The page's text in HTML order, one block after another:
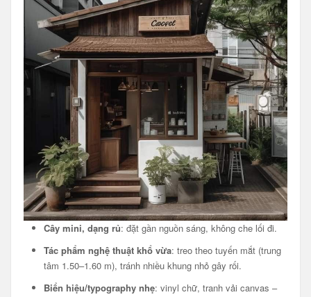
Cây mini, dạng rủ: đặt gần nguồn sáng, không che lối đi.
Tác phẩm nghệ thuật khổ vừa: treo theo tuyến mắt (trung
tâm 1.50–1.60 m), tránh nhiều khung nhỏ gây rối.
Biển hiệu/typography nhẹ: vinyl chữ, tranh vải canvas –